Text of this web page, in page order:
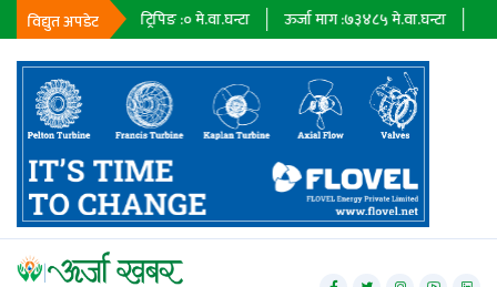
विद्युत अपडेट
ट्रिपिङ :० मे.वा.घन्टा ऊर्जा माग : ७३४८५मे.वा.घन्टा प्राधिकरण :
जलविद्युत्
सोलार